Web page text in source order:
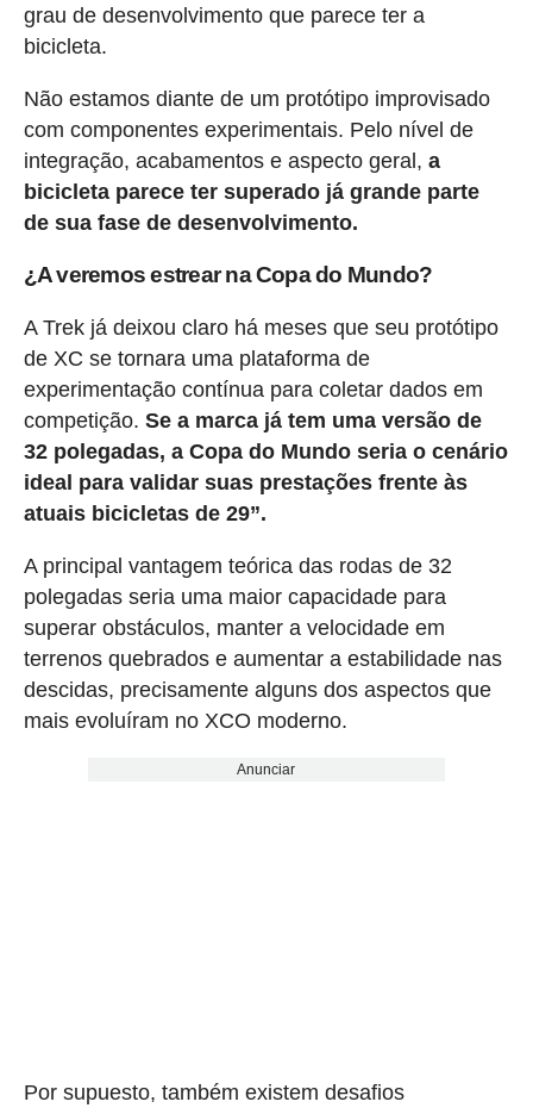
grau de desenvolvimento que parece ter a
bicicleta.
Não estamos diante de um protótipo improvisado
com componentes experimentais. Pelo nível de
integração, acabamentos e aspecto geral, a
bicicleta parece ter superado já grande parte
de sua fase de desenvolvimento.
¿A veremos estrear na Copa do Mundo?
A Trek já deixou claro há meses que seu protótipo
de XC se tornara uma plataforma de
experimentação contínua para coletar dados em
competição. Se a marca já tem uma versão de
32 polegadas, a Copa do Mundo seria o cenário
ideal para validar suas prestações frente às
atuais bicicletas de 29”.
A principal vantagem teórica das rodas de 32
polegadas seria uma maior capacidade para
superar obstáculos, manter a velocidade em
terrenos quebrados e aumentar a estabilidade nas
descidas, precisamente alguns dos aspectos que
mais evoluíram no XCO moderno.
Anunciar
Por supuesto, também existem desafios